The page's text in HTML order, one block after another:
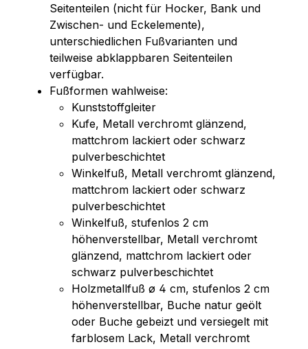
Seitenteilen (nicht für Hocker, Bank und
Zwischen- und Eckelemente),
unterschiedlichen Fußvarianten und
teilweise abklappbaren Seitenteilen
verfügbar.
Fußformen wahlweise:
Kunststoffgleiter
Kufe, Metall verchromt glänzend,
mattchrom lackiert oder schwarz
pulverbeschichtet
Winkelfuß, Metall verchromt glänzend,
mattchrom lackiert oder schwarz
pulverbeschichtet
Winkelfuß, stufenlos 2 cm
höhenverstellbar, Metall verchromt
glänzend, mattchrom lackiert oder
schwarz pulverbeschichtet
Holzmetallfuß ø 4 cm, stufenlos 2 cm
höhenverstellbar, Buche natur geölt
oder Buche gebeizt und versiegelt mit
farblosem Lack, Metall verchromt